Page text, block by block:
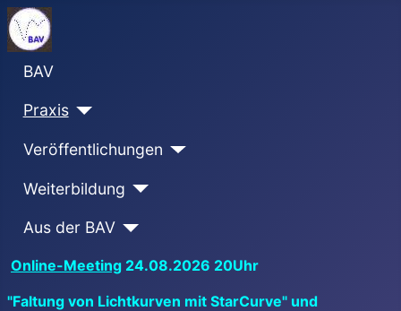
BAV
Praxis
Veröffentlichungen
Weiterbildung
Aus der BAV
Online-Meeting 24.08.2026 20Uhr
"Faltung von Lichtkurven mit StarCurve" und